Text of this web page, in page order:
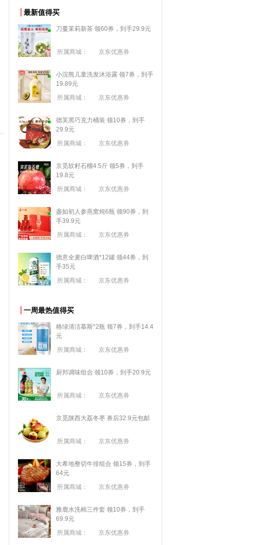
最新值得买
刀蔓茉莉新茶 领60券，到手29.9元
所属商城： 京东优惠券
小浣熊儿童洗发沐浴露 领7券，到手
19.89元
所属商城：
京东优惠券
德芙黑巧克力桶装 领10券，到手
29.9元
所属商城：
京东优惠券
京觅软籽石榴4.5斤 领5券，到手
19.8元
所属商城：
京东优惠券
盏如初人参燕窝炖6瓶 领90券，到
手39.9元
所属商城：
京东优惠券
德意全麦白啤酒*12罐 领44券，到
手35元
所属商城：
京东优惠券
一周最热值得买
格绿清洁慕斯*2瓶 领7券，到手14.4
元
所属商城：
京东优惠券
厨邦调味组合 领10券，到手20.9元
所属商城： 京东优惠券
京觅陕西大荔冬枣 券后32.9元包邮
所属商城： 京东优惠券
大希地整切牛排组合 领15券，到手
64元
所属商城：
京东优惠券
雅鹿水洗棉三件套 领10券，到手
69.9元
所属商城：
京东优惠券